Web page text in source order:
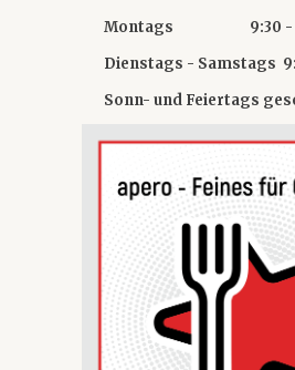
Montags 9:30 -
Dienstags - Samstags
Sonn- und Feiertags